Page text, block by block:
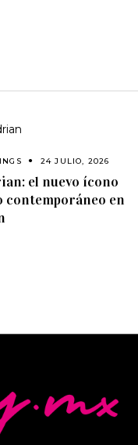
24 JULIO, 2026
el nuevo ícono
contemporáneo en